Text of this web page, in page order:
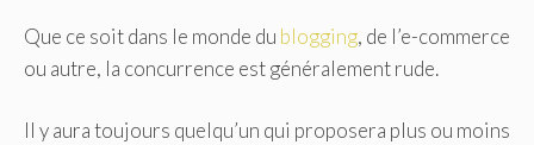
Que ce soit dans le monde du blogging, de l’e-commerce
ou autre, la concurrence est généralement rude.
Il y aura toujours quelqu’un qui proposera plus ou moins